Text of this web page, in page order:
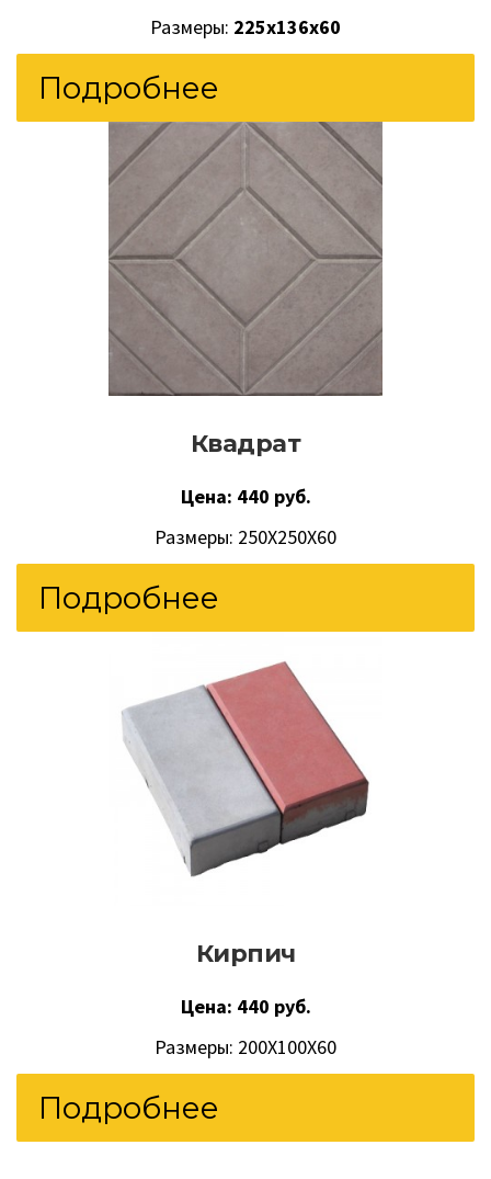
Размеры: 225х136х60
Подробнее
Квадрат
Цена: 440 руб.
Размеры: 250Х250Х60
Подробнее
Кирпич
Цена: 440 руб.
Размеры: 200Х100Х60
Подробнее